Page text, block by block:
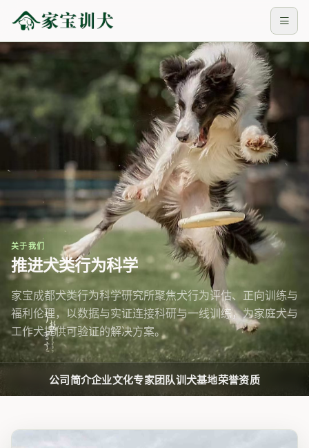
关于我们
推进犬类行为科学
家宝成都犬类行为科学研究所聚焦犬行为评估、正向训练与
福利伦理，以数据与实证连接科研与一线训练，为家庭犬与
工作犬提供可验证的解决方案。
公司简介企业文化专家团队训犬基地荣誉资质